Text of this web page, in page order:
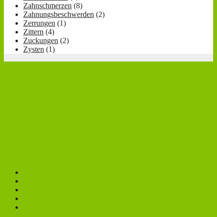
Zahnschmerzen (8)
Zahnungsbeschwerden (2)
Zerrungen (1)
Zittern (4)
Zuckungen (2)
Zysten (1)